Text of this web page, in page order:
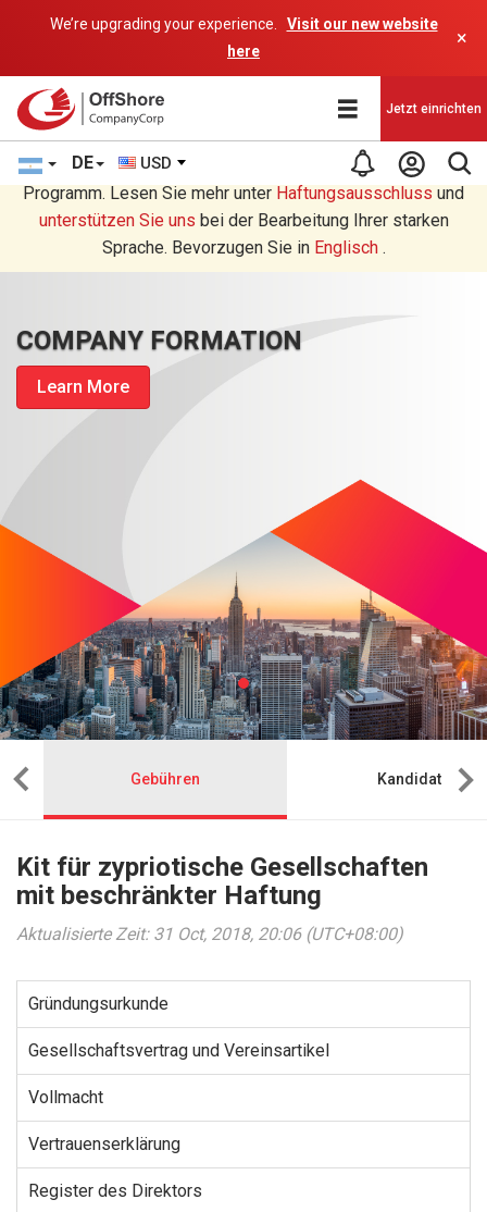
We’re upgrading your experience.
Visit our new website
here
×
DE USD
Jetzt einrichten
Sie lesen eine Deutsche Übersetzung durch ein AI-
Programm. Lesen Sie mehr unter Haftungsausschluss und
unterstützen Sie uns bei der Bearbeitung Ihrer starken
Sprache. Bevorzugen Sie in Englisch.
COMPANY FORMATION
Learn More
Gebühren Kandidat
Kit für zypriotische Gesellschaften
mit beschränkter Haftung
Aktualisierte Zeit: 31 Oct, 2018, 20:06 (UTC+08:00)
Gründungsurkunde
Gesellschaftsvertrag und Vereinsartikel
Vollmacht
Vertrauenserklärung
Register des Direktors